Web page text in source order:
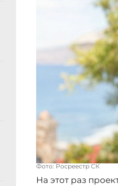
Фото: Росреестр СК
На этот раз